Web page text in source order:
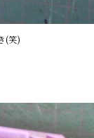
(笑)